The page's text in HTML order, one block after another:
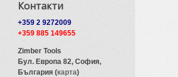
Контакти
+359 2 9272009
+359 885 149655
Zimber Tools
Бул. Европа 82,София,
България (карта)